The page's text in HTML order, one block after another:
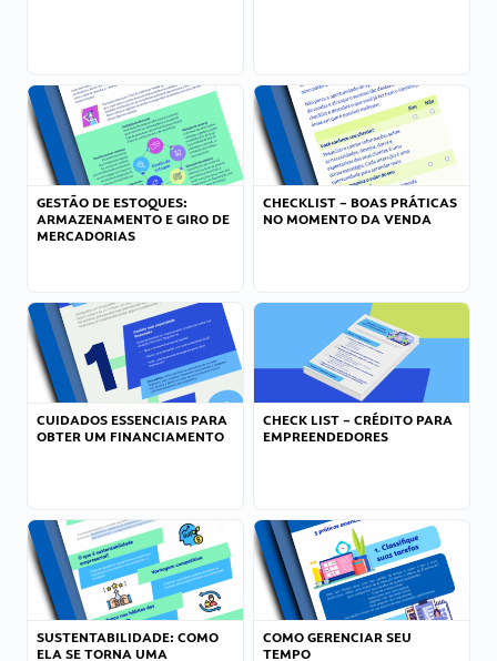
GESTÃO DE ESTOQUES:
ARMAZENAMENTO E GIRO DE
MERCADORIAS
CHECKLIST – BOAS PRÁTICAS
NO MOMENTO DA VENDA
CUIDADOS ESSENCIAIS PARA
OBTER UM FINANCIAMENTO
CHECK LIST – CRÉDITO PARA
EMPREENDEDORES
SUSTENTABILIDADE: COMO
ELA SE TORNA UMA
COMO GERENCIAR SEU
TEMPO